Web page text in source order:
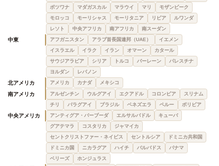
ボツワナ
マダガスカル マラウイ マリ
モザンビーク
モロッコ
モーリシャス モーリタニア リビア
ルワンダ
レソト
中央アフリカ 南アフリカ 南スーダン
中東 アフガニスタン アラブ首長国連邦（UAE）
イエメン
イスラエル
イラク イラン オマーン
カタール
サウジアラビア
シリア トルコ バーレーン
パレスチナ
ヨルダン
レバノン
北アメリカ アメリカ カナダ メキシコ
南アメリカ アルゼンチン ウルグアイ エクアドル コロンビア
スリナム
チリ
パラグアイ ブラジル ベネズエラ ペルー ボリビア
中央アメリカ アンティグア・バーブーダ エルサルバドル
キューバ
グアテマラ
コスタリカ
ジャマイカ
セントクリストファー・ネイビス
セントルシア
ドミニカ共和国
ドミニカ国
ニカラグア ハイチ バルバドス
パナマ
ベリーズ
ホンジュラス